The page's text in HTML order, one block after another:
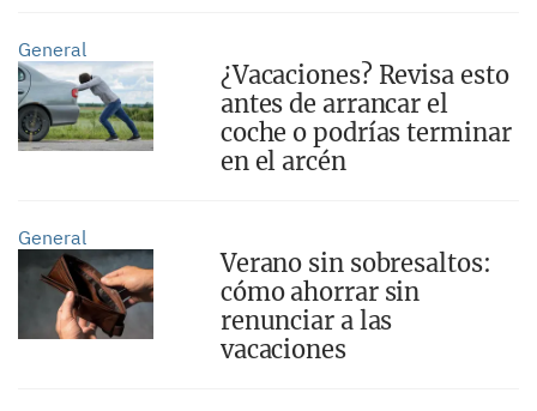
General
¿Vacaciones? Revisa esto
antes de arrancar el
coche o podrías terminar
en el arcén
General
Verano sin sobresaltos:
cómo ahorrar sin
renunciar a las
vacaciones